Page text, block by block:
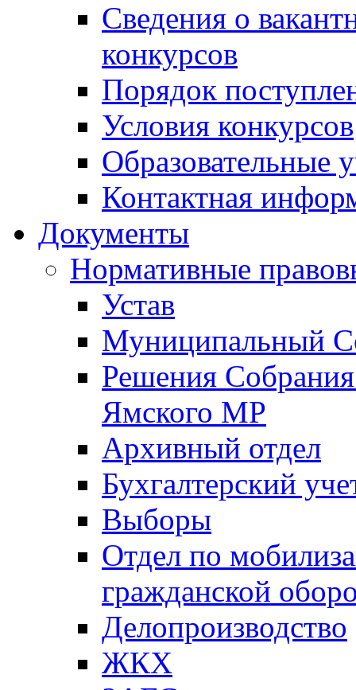
Сведения о
конкурсов
Порядок
Условия конкурсов
Образовательные
Контактная
Документы
Нормативные
Устав
Муниципальный
Решения
Ямского МР
Архивный отдел
Бухгалтерский
Выборы
Отдел по
гражданской
Делопроизводство
ЖКХ